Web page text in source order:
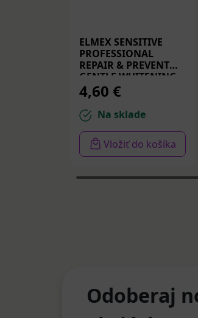
ELMEX SENSITIVE
PROFESSIONAL
REPAIR & PREVENT
GENTLE WHITENING,
zubná pasta 75 ml
4,60 €
Na sklade
Vložiť do košíka
Odoberaj